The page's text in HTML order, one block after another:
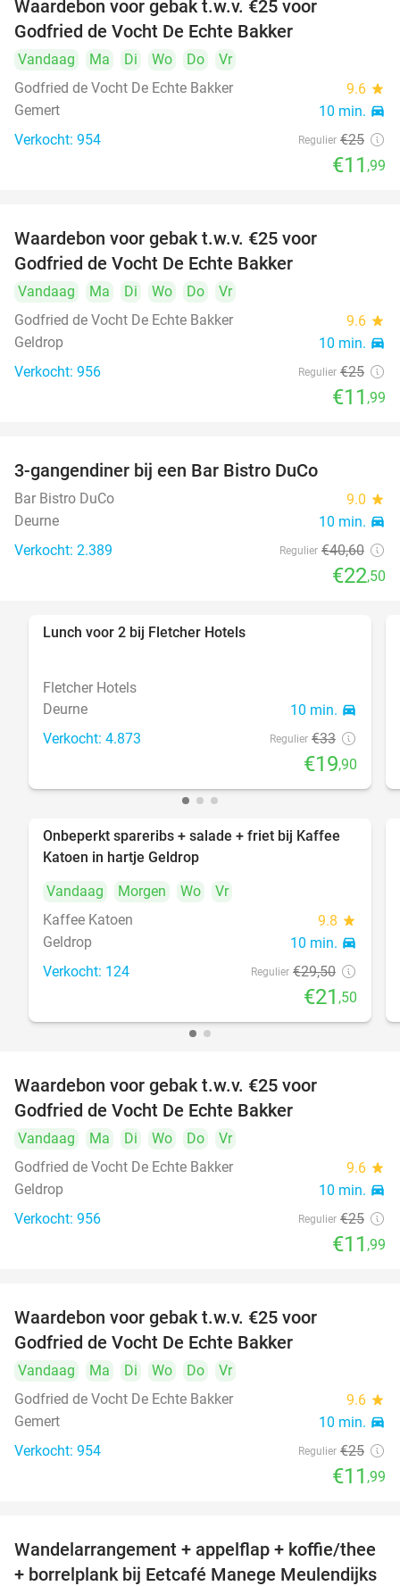
Waardebon voor gebak t.w.v. €25 voor
Godfried de Vocht De Echte Bakker
Vandaag Ma Di Wo Do
Vr
Godfried de Vocht De Echte Bakker
9.6 star
Gemert 10 min. directions_car
Verkocht: 954 Regulier €25
€11 ,99
Waardebon voor gebak t.w.v. €25 voor
Godfried de Vocht De Echte Bakker
Vandaag Ma Di Wo Do
Vr
Godfried de Vocht De Echte Bakker
9.6 star
Geldrop 10 min. directions_car
Verkocht: 956 Regulier €25
€11 ,99
3-gangendiner bij een Bar Bistro DuCo
Bar Bistro DuCo 9.0 star
Deurne 10 min. directions_car
Verkocht: 2.389 Regulier €40,60
€22,50
Lunch voor 2 bij Fletcher Hotels
Fletcher Hotels
Deurne
10 min. directions_car
Verkocht: 4.873 Regulier €33
€19,90
27%
Onbeperkt spareribs + salade + friet bij Kaffee
Katoen in hartje Geldrop
Vandaag
Morgen Wo
Vr
Kaffee Katoen
9.8 star
Geldrop 10 min. directions_car
Verkocht: 124 Regulier €29,50
€21 ,50
Waardebon voor gebak t.w.v. €25 voor
Godfried de Vocht De Echte Bakker
Vandaag Ma Di Wo Do
Vr
Godfried de Vocht De Echte Bakker
9.6 star
Geldrop 10 min. directions_car
Verkocht: 956 Regulier €25
€11 ,99
Waardebon voor gebak t.w.v. €25 voor
Godfried de Vocht De Echte Bakker
Vandaag Ma Di Wo Do
Vr
Godfried de Vocht De Echte Bakker
9.6 star
Gemert 10 min. directions_car
Verkocht: 954 Regulier €25
€11 ,99
34%
Wandelarrangement + appelflap + koffie/thee
+ borrelplank bij Eetcafé Manege Meulendijks